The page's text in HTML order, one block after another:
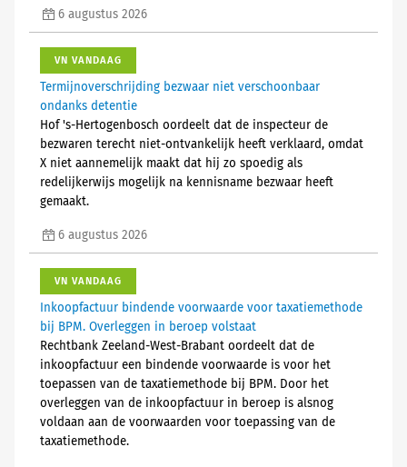
6 augustus 2026
VN VANDAAG
Termijnoverschrijding bezwaar niet verschoonbaar
ondanks detentie
Hof 's-Hertogenbosch oordeelt dat de inspecteur de
bezwaren terecht niet-ontvankelijk heeft verklaard, omdat
X niet aannemelijk maakt dat hij zo spoedig als
redelijkerwijs mogelijk na kennisname bezwaar heeft
gemaakt.
6 augustus 2026
VN VANDAAG
Inkoopfactuur bindende voorwaarde voor taxatiemethode
bij BPM. Overleggen in beroep volstaat
Rechtbank Zeeland-West-Brabant oordeelt dat de
inkoopfactuur een bindende voorwaarde is voor het
toepassen van de taxatiemethode bij BPM. Door het
overleggen van de inkoopfactuur in beroep is alsnog
voldaan aan de voorwaarden voor toepassing van de
taxatiemethode.